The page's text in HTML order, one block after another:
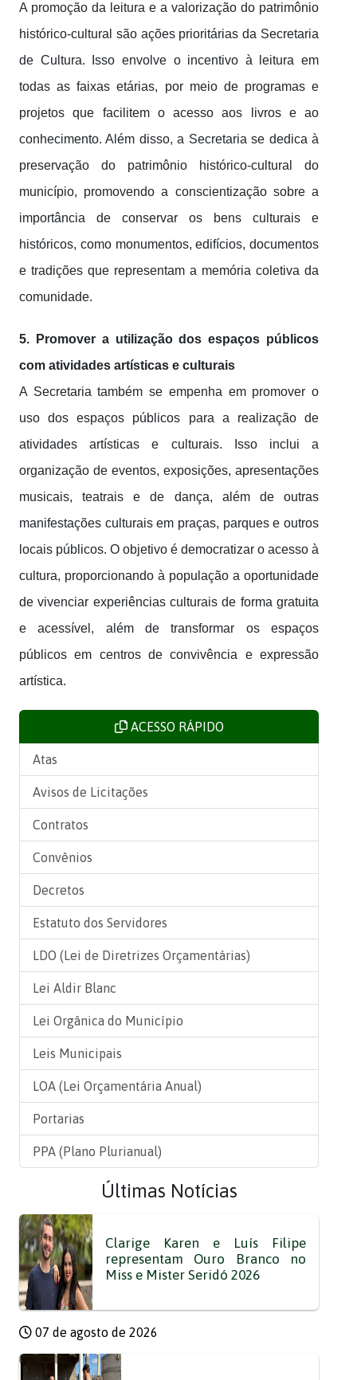
A promoção da leitura e a valorização do patrimônio
histórico-cultural são ações prioritárias da Secretaria
de Cultura. Isso envolve o incentivo à leitura em
todas as faixas etárias, por meio de programas e
projetos que facilitem o acesso aos livros e ao
conhecimento. Além disso, a Secretaria se dedica à
preservação do patrimônio histórico-cultural do
município, promovendo a conscientização sobre a
importância de conservar os bens culturais e
históricos, como monumentos, edifícios, documentos
e tradições que representam a memória coletiva da
comunidade.
5. Promover a utilização dos espaços públicos
com atividades artísticas e culturais
A Secretaria também se empenha em promover o
uso dos espaços públicos para a realização de
atividades artísticas e culturais. Isso inclui a
organização de eventos, exposições, apresentações
musicais, teatrais e de dança, além de outras
manifestações culturais em praças, parques e outros
locais públicos. O objetivo é democratizar o acesso à
cultura, proporcionando à população a oportunidade
de vivenciar experiências culturais de forma gratuita
e acessível, além de transformar os espaços
públicos em centros de convivência e expressão
artística.
ACESSO RÁPIDO
Atas
Avisos de Licitações
Contratos
Convênios
Decretos
Estatuto dos Servidores
LDO (Lei de Diretrizes Orçamentárias)
Lei Aldir Blanc
Lei Orgânica do Município
Leis Municipais
LOA (Lei Orçamentária Anual)
Portarias
PPA (Plano Plurianual)
Últimas Notícias
Clarige Karen e Luís Filipe
representam Ouro Branco no
Miss e Mister Seridó 2026
07 de agosto de 2026